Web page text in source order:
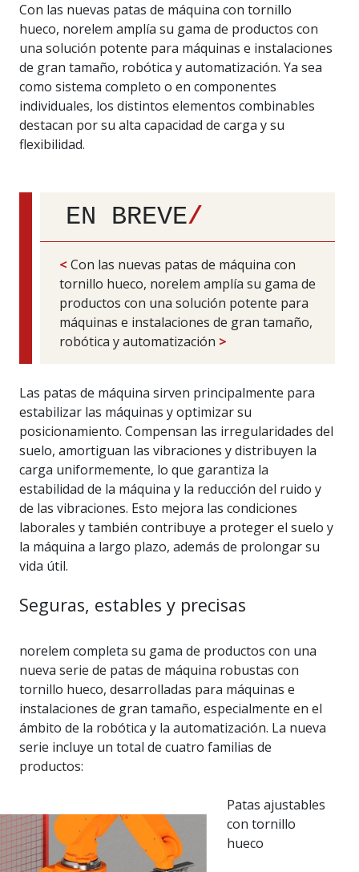
Con las nuevas patas de máquina con tornillo
hueco, norelem amplía su gama de productos con
una solución potente para máquinas e instalaciones
de gran tamaño, robótica y automatización. Ya sea
como sistema completo o en componentes
individuales, los distintos elementos combinables
destacan por su alta capacidad de carga y su
flexibilidad.
EN BREVE/
< Con las nuevas patas de máquina con
tornillo hueco, norelem amplía su gama de
productos con una solución potente para
máquinas e instalaciones de gran tamaño,
robótica y automatización >
Las patas de máquina sirven principalmente para
estabilizar las máquinas y optimizar su
posicionamiento. Compensan las irregularidades del
suelo, amortiguan las vibraciones y distribuyen la
carga uniformemente, lo que garantiza la
estabilidad de la máquina y la reducción del ruido y
de las vibraciones. Esto mejora las condiciones
laborales y también contribuye a proteger el suelo y
la máquina a largo plazo, además de prolongar su
vida útil.
Seguras, estables y precisas
norelem completa su gama de productos con una
nueva serie de patas de máquina robustas con
tornillo hueco, desarrolladas para máquinas e
instalaciones de gran tamaño, especialmente en el
ámbito de la robótica y la automatización. La nueva
serie incluye un total de cuatro familias de
productos:
Patas ajustables
con tornillo
hueco